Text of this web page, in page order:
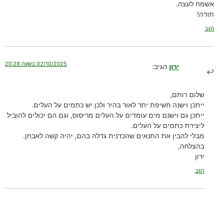
אשמח לעצה.
תודה!
הגב
ירון הגיב: 02/10/2025 בשעה 20:28
שלום רותם,
ייתכן וישנה חשיפת יתר לאור בהיר ולכן יש כתמים על העלים.
ייתכן גם וישנם מים עומדים על העלים מריסוס, וגם הם יכולים להוביל
ליצירת כתמים על העלים.
מבלי להבין את התנאים שהכדנית גדלה בהם, יהיה קשה לאבחן.
בהצלחה,
ירון
הגב